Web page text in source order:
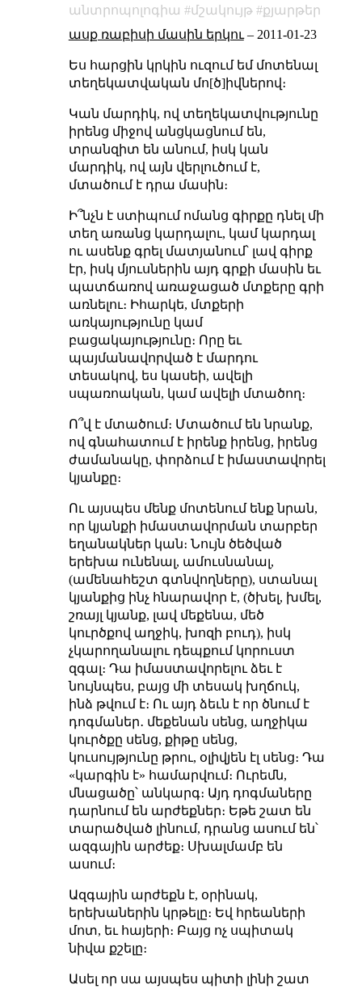
անտրոպոլոգիա
մշակույթ
քյարթեր
ասք ռաբիսի մասին երկու– 2011-01-23
Ես հարցին կրկին ուզում եմ մոտենալ
տեղեկատվական մո[ծ]իվներով։
Կան մարդիկ, ով տեղեկատվությունը
իրենց միջով անցկացնում են,
տրանզիտ են անում, իսկ կան
մարդիկ, ով այն վերլուծում է,
մտածում է դրա մասին։
Ի՞նչն է ստիպում ոմանց գիրքը դնել մի
տեղ առանց կարդալու, կամ կարդալ
ու ասենք գրել մատյանում՝ լավ գիրք
էր, իսկ մյուսներին այդ գրքի մասին եւ
պատճառով առաջացած մտքերը գրի
առնելու։ Իհարկե, մտքերի
առկայությունը կամ
բացակայությունը։ Որը եւ
պայմանավորված է մարդու
տեսակով, ես կասեի, ավելի
սպառոական, կամ ավելի մտածող։
Ո՞վ է մտածում։ Մտածում են նրանք,
ով գնահատում է իրենք իրենց, իրենց
ժամանակը, փորձում է իմաստավորել
կյանքը։
Ու այսպես մենք մոտենում ենք նրան,
որ կյանքի իմաստավորման տարբեր
եղանակներ կան։ Նույն ծեծված
երեխա ունենալ, ամուսնանալ,
(ամենահեշտ գտնվողները), ստանալ
կյանքից ինչ հնարավոր է, (ծխել, խմել,
շռայլ կյանք, լավ մեքենա, մեծ
կուրծքով աղջիկ, խոզի բուդ), իսկ
չկարողանալու դեպքում կորուստ
զգալ։ Դա իմաստավորելու ձեւ է
նույնպես, բայց մի տեսակ խղճուկ,
ինձ թվում է։ Ու այդ ձեւն է որ ծնում է
դոգմաներ․ մեքենան սենց, աղջիկա
կուրծքը սենց, քիթը սենց,
կուսույթյունը թրու, օլիվյեն էլ սենց։ Դա
«կարգին է» համարվում։ Ուրեմն,
մնացածը՝ անկարգ։ Այդ դոգմաները
դարնում են արժեքներ։ Եթե շատ են
տարածված լինում, դրանց ասում են՝
ազգային արժեք։ Սխալմամբ են
ասում։
Ազգային արժեքն է, օրինակ,
երեխաներին կրթելը։ Եվ հրեաների
մոտ, եւ հայերի։ Բայց ոչ սպիտակ
նիվա քշելը։
Ասել որ սա այսպես պիտի լինի շատ